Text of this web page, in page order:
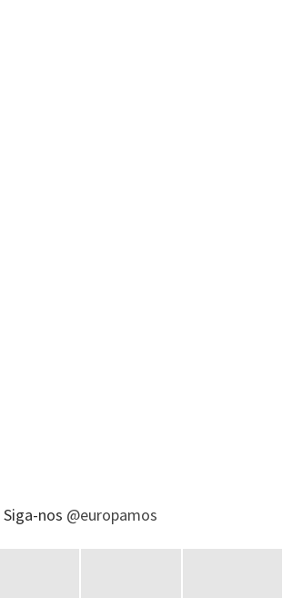
Siga-nos @europamos